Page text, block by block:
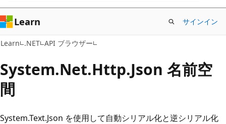
キ
ッ
プ
ン
に
ス
キ
プ
Learn サインイン
Learn .NET API ブラウザー
System.Net.Http.Json 名前空
間
System.Text.Json を使用して自動シリアル化と逆シリアル化